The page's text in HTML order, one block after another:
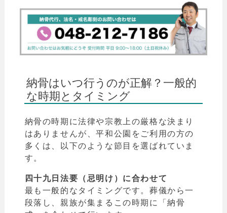
納骨はいつ行うのが正解？一般的
な時期とタイミング
納骨の時期に法律や宗教上の厳格な決まり
はありませんが、平和公園をご利用の方の
多くは、以下のような節目を選ばれていま
す。
四十九日法要（忌明け）に合わせて
最も一般的なタイミングです。葬儀から一
段落し、親族が集まるこの時期に「納骨